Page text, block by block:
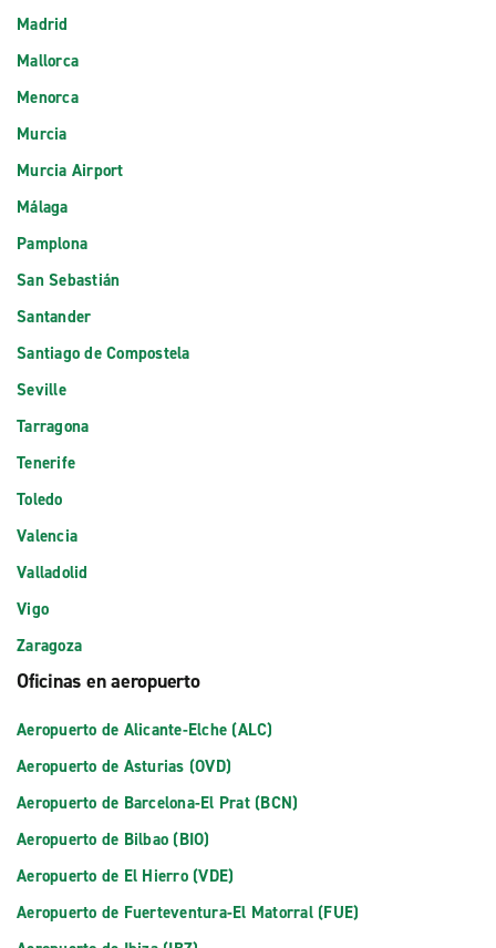
Madrid
Mallorca
Menorca
Murcia
Murcia Airport
Málaga
Pamplona
San Sebastián
Santander
Santiago de Compostela
Seville
Tarragona
Tenerife
Toledo
Valencia
Valladolid
Vigo
Zaragoza
Oficinas en aeropuerto
Aeropuerto de Alicante-Elche (ALC)
Aeropuerto de Asturias (OVD)
Aeropuerto de Barcelona-El Prat (BCN)
Aeropuerto de Bilbao (BIO)
Aeropuerto de El Hierro (VDE)
Aeropuerto de Fuerteventura-El Matorral (FUE)